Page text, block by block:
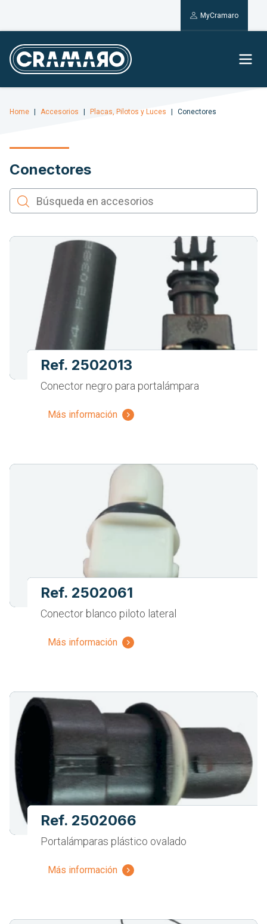
MyCramaro
Home Accesorios Placas, Pilotos y Luces Conectores
Conectores
Ref. 2502013
Conector negro para portalámpara
Más información
Ref. 2502061
Conector blanco piloto lateral
Más información
Ref. 2502066
Portalámparas plástico ovalado
Más información